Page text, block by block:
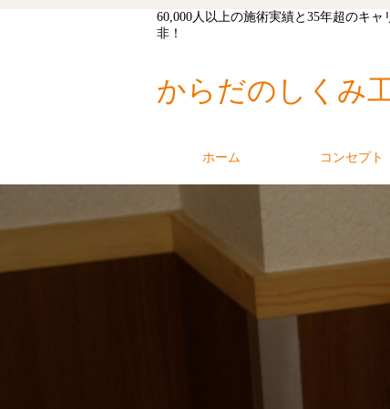
60,000人以上の施術実績と35年超のキ
非！
からだのしくみ
ホーム コンセプト